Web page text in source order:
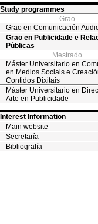
Study programmes
Grao
Grao en Comunicación
Grao en Publicidade e
Públicas
Mestrado
Máster Universitario en
en Medios Sociais e
Contidos Dixitais
Máster Universitario en
Arte en Publicidade
Interest Information
Main website
Secretaría
Bibliografía